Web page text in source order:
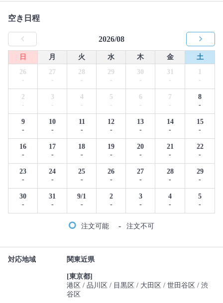
空き日程
2026/08
日 月 火 水 木 金
土
26
-
27
-
28
-
29
-
30
-
31
-
1
-
2
-
3
-
4
-
5
-
6
-
7
-
8
-
9
-
10
-
11
-
12
-
13
-
14
-
15
-
16
-
17
-
18
-
19
-
20
-
21
-
22
-
23
-
24
-
25
-
26
-
27
-
28
-
29
-
30
-
31
-
9/1
-
2
-
3
-
4
-
5
-
注文可能 - 注文不可
対応地域 関東近県
[東京都]
港区 品川区 目黒区 大田区 世田谷区 渋
谷区